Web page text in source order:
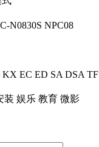
N0830S NPC08
KX EC ED SA DSA TF
装 娱乐 教育 微影